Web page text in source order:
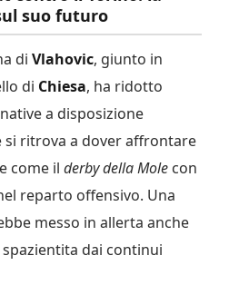
suo futuro
di Vlahovic, giunto in
di Chiesa, ha ridotto
a disposizione
si ritrova a dover affrontare
come il derby della Mole con
reparto offensivo. Una
messo in allerta anche
dai continui